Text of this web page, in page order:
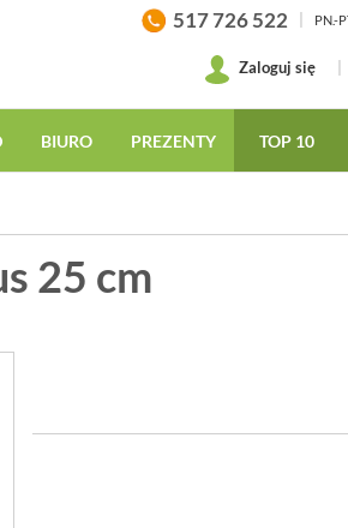
517 726 522 PN.-
Zaloguj się
BIURO PREZENTY TOP 10
25 cm